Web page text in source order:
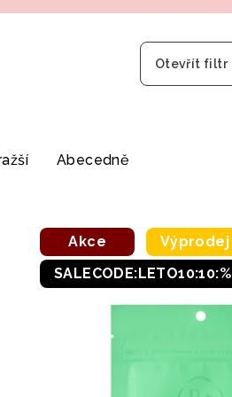
Otevřít filtr
Abecedně
Akce
Výprodej
SALECODE:LETO10:10:%